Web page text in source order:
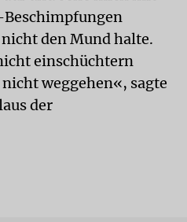
den Mund halte.
einschüchtern
weggehen«, sagte
der